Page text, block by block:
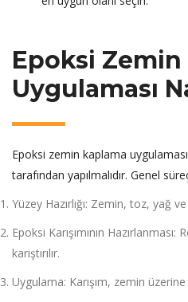
Epoksi Zemin
Uygulaması
Epoksi zemin kaplama
tarafından yapılmalıdır. Genel
Yüzey Hazırlığı: Zemin, toz, yağ
Epoksi Karışımının
karıştırılır.
Uygulama: Karışım, zemin üzerine